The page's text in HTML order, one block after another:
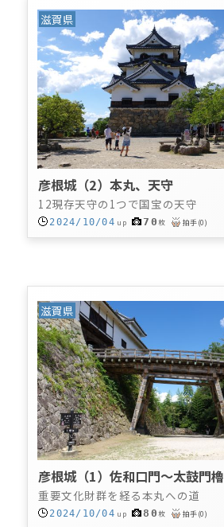
滋賀県
彦根城（2）本丸、天守
12現存天守の1つで国宝の天守
2024/10/04 up 70枚 拍手(0)
滋賀県
彦根城（1）佐和口門～太鼓門櫓
重要文化財群を経る本丸への道
2024/10/04 up 80枚 拍手(0)